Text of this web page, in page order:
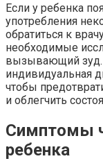
Если у ребенка
употребления
обратиться к
необходимые
вызывающий зуд.
индивидуальная
чтобы
и облегчить
Симптомы
ребенка